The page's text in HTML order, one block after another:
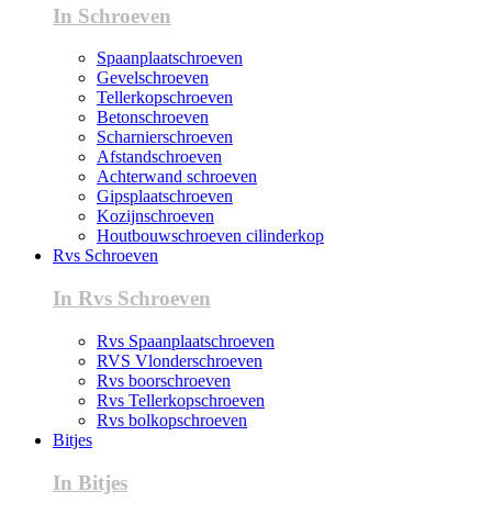
In Schroeven
Spaanplaatschroeven
Gevelschroeven
Tellerkopschroeven
Betonschroeven
Scharnierschroeven
Afstandschroeven
Achterwand schroeven
Gipsplaatschroeven
Kozijnschroeven
Houtbouwschroeven cilinderkop
Rvs Schroeven
In Rvs Schroeven
Rvs Spaanplaatschroeven
RVS Vlonderschroeven
Rvs boorschroeven
Rvs Tellerkopschroeven
Rvs bolkopschroeven
Bitjes
In Bitjes